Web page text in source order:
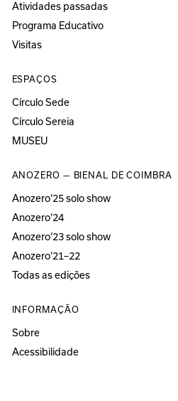
Atividades passadas
Programa Educativo
Visitas
ESPAÇOS
Círculo Sede
Círculo Sereia
MUSEU
ANOZERO — BIENAL DE COIMBRA
Anozero‘25 solo show
Anozero‘24
Anozero‘23 solo show
Anozero‘21–22
Todas as edições
INFORMAÇÃO
Sobre
Acessibilidade